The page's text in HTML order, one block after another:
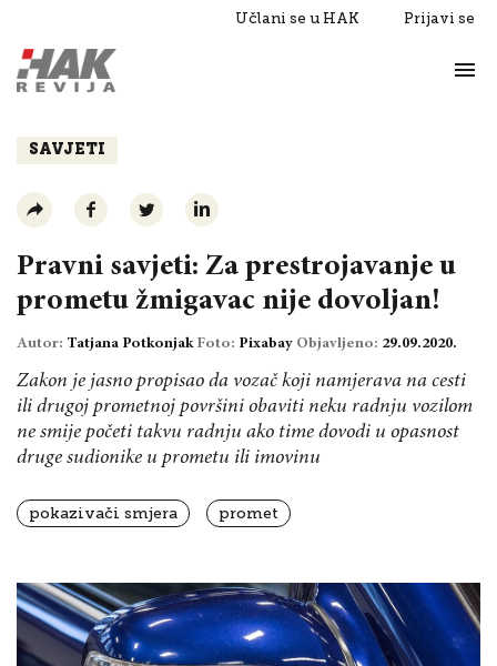
Učlani se u HAK Prijavi se
Razgovori
SAVJETI
Pravni savjeti: Za prestrojavanje u
prometu žmigavac nije dovoljan!
Autor: Tatjana Potkonjak Foto: Pixabay Objavljeno: 29.09.2020.
Zakon je jasno propisao da vozač koji namjerava na cesti
ili drugoj prometnoj površini obaviti neku radnju vozilom
ne smije početi takvu radnju ako time dovodi u opasnost
druge sudionike u prometu ili imovinu
pokazivači smjera promet